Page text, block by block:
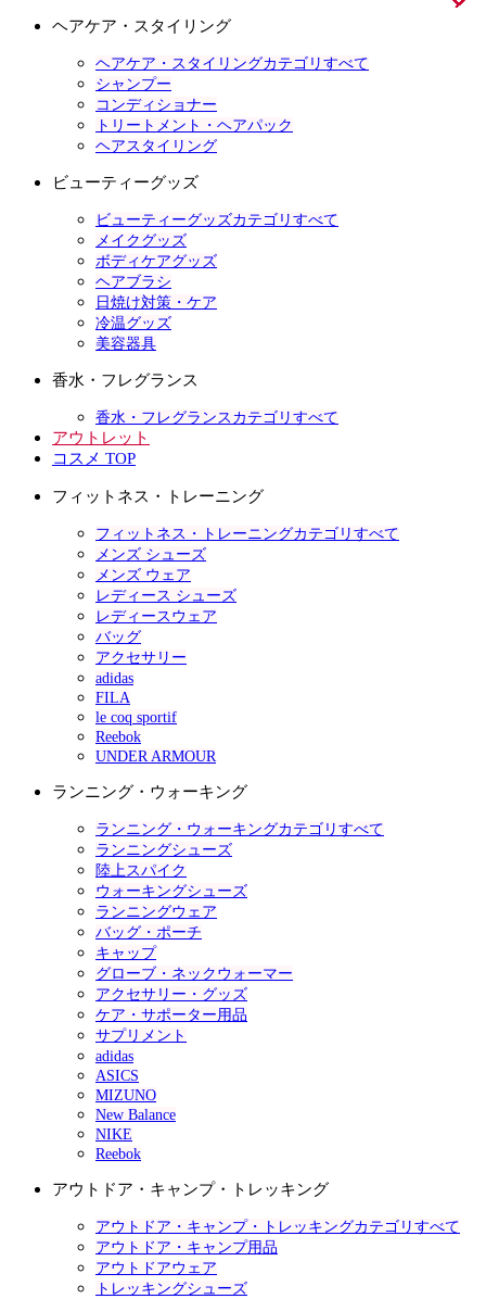
ヘアケア・スタイリング
ヘアケア・スタイリングカテゴリすべて
シャンプー
コンディショナー
トリートメント・ヘアパック
ヘアスタイリング
ビューティーグッズ
ビューティーグッズカテゴリすべて
メイクグッズ
ボディケアグッズ
ヘアブラシ
日焼け対策・ケア
冷温グッズ
美容器具
香水・フレグランス
香水・フレグランスカテゴリすべて
アウトレット
コスメ TOP
フィットネス・トレーニング
フィットネス・トレーニングカテゴリすべて
メンズ シューズ
メンズ ウェア
レディース シューズ
レディースウェア
バッグ
アクセサリー
adidas
FILA
le coq sportif
Reebok
UNDER ARMOUR
ランニング・ウォーキング
ランニング・ウォーキングカテゴリすべて
ランニングシューズ
陸上スパイク
ウォーキングシューズ
ランニングウェア
バッグ・ポーチ
キャップ
グローブ・ネックウォーマー
アクセサリー・グッズ
ケア・サポーター用品
サプリメント
adidas
ASICS
MIZUNO
New Balance
NIKE
Reebok
アウトドア・キャンプ・トレッキング
アウトドア・キャンプ・トレッキングカテゴリすべて
アウトドア・キャンプ用品
アウトドアウェア
トレッキングシューズ